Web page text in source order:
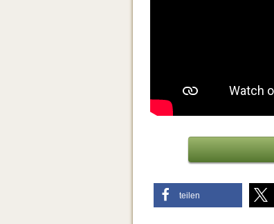
teilen